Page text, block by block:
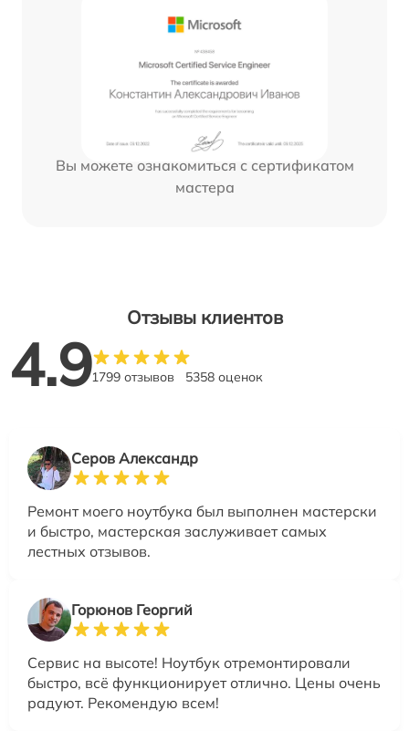
Вы можете ознакомиться с сертификатом
мастера
Отзывы клиентов
4.91799 отзывов 5358 оценок
Серов Александр
Ремонт моего ноутбука был выполнен мастерски
и быстро, мастерская заслуживает самых
лестных отзывов.
Горюнов Георгий
Сервис на высоте! Ноутбук отремонтировали
быстро, всё функционирует отлично. Цены очень
радуют. Рекомендую всем!